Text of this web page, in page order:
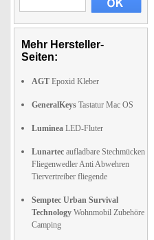
Mehr Hersteller-
Seiten:
AGT Epoxid Kleber
GeneralKeys Tastatur Mac OS
Luminea LED-Fluter
Lunartec aufladbare Stechmücken
Fliegenwedler Anti Abwehren
Tiervertreiber fliegende
Semptec Urban Survival
Technology Wohnmobil Zubehöre
Camping